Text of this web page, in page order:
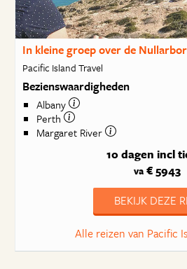
In kleine groep over de
Pacific Island Travel
Bezienswaardigheden
Albany
Perth
Margaret River
10 dagen incl
va€ 5943
BEKIJK DEZE
Alle reizen van Pacific